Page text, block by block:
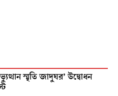
স্মৃতি জাদুঘর’ উদ্বোধন